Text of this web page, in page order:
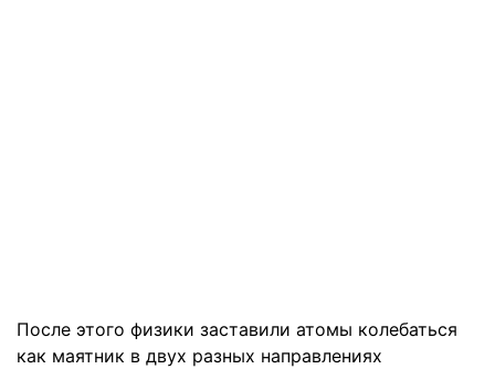
После этого физики заставили атомы колебаться
как маятник в двух разных направлениях